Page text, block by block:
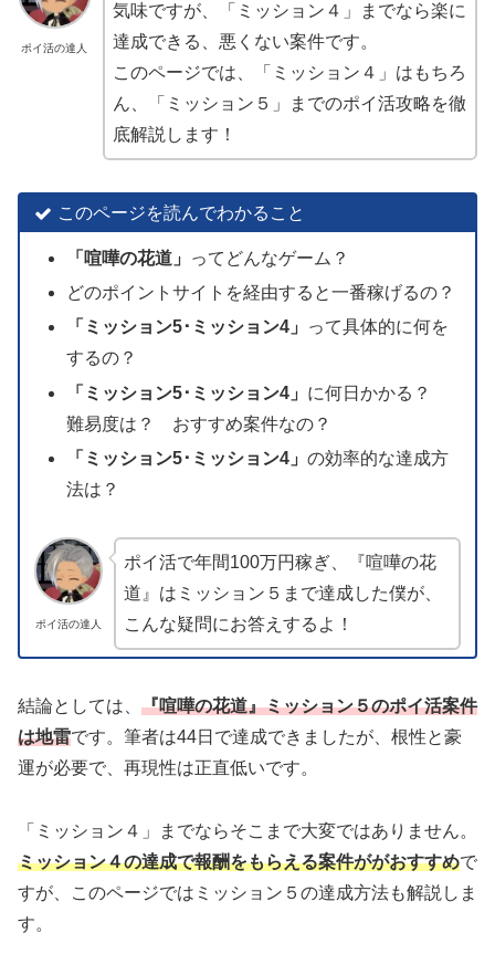
ポイ活の達人
気味ですが、「ミッション４」までなら楽に
達成できる、悪くない案件です。
このページでは、「ミッション４」はもちろ
ん、「ミッション５」までのポイ活攻略を徹
底解説します！
このページを読んでわかること
「 喧嘩の花道」
ってどんなゲーム？
どのポイントサイトを経由すると一番稼げるの？
「 ミッション5･ミッション4」
って具体的に何を
するの？
「 ミッション5･ミッション4」 に何日かかる？
難易度は？ おすすめ案件なの？
「 ミッション5･ミッション4」 の効率的な達成方
法は？
ポイ活の達人
ポイ活で年間100万円稼ぎ、『喧嘩の花
道』はミッション５まで達成した僕が、
こんな疑問にお答えするよ！
結論としては、 『喧嘩の花道』ミッション５のポイ活案件
は地雷です。筆者は44日で達成できましたが、根性と豪
運が必要で、再現性は正直低いです。
「ミッション４」までならそこまで大変ではありません。
ミッション４の達成で報酬をもらえる案件ががおすすめで
すが、このページではミッション５の達成方法も解説しま
す。